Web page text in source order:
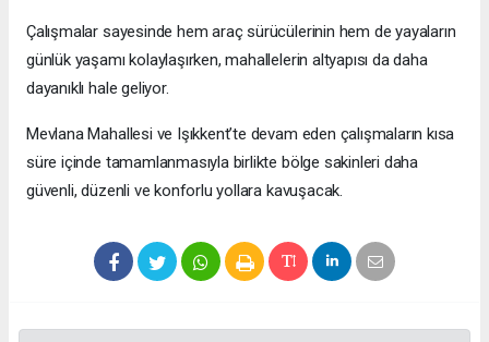
Çalışmalar sayesinde hem araç sürücülerinin hem de yayaların
günlük yaşamı kolaylaşırken, mahallelerin altyapısı da daha
dayanıklı hale geliyor.
Mevlana Mahallesi ve Işıkkent’te devam eden çalışmaların kısa
süre içinde tamamlanmasıyla birlikte bölge sakinleri daha
güvenli, düzenli ve konforlu yollara kavuşacak.